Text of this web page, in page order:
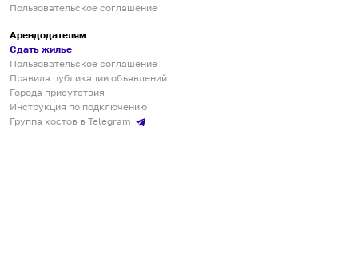
Пользовательское соглашение
Арендодателям
Сдать жилье
Пользовательское соглашение
Правила публикации объявлений
Города присутствия
Инструкция по подключению
Группа хостов в Telegram